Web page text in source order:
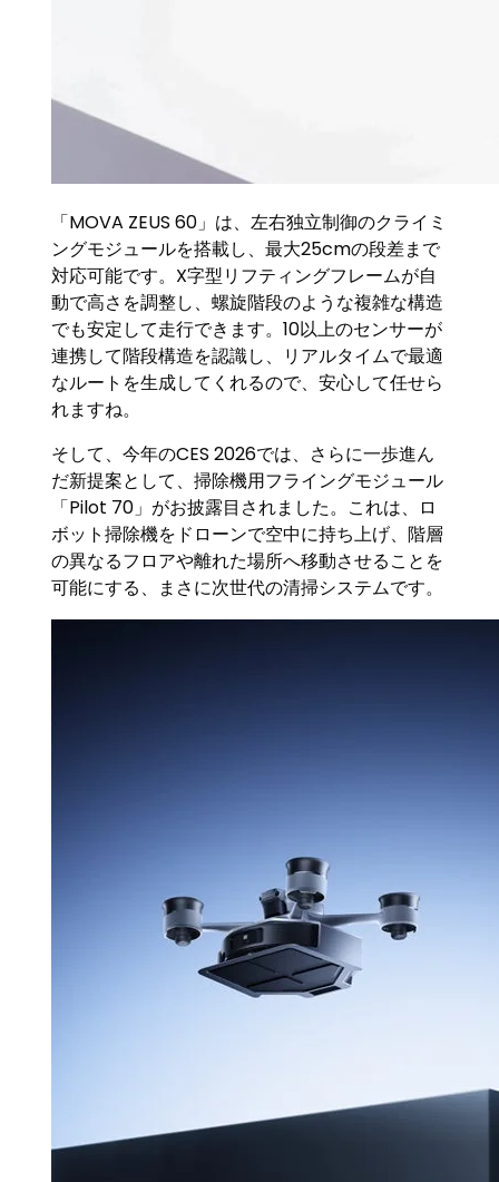
「MOVA ZEUS 60」は、左右独立制御のクライミ
ングモジュールを搭載し、最大25cmの段差まで
対応可能です。X字型リフティングフレームが自
動で高さを調整し、螺旋階段のような複雑な構造
でも安定して走行できます。10以上のセンサーが
連携して階段構造を認識し、リアルタイムで最適
なルートを生成してくれるので、安心して任せら
れますね。
そして、今年のCES 2026では、さらに一歩進ん
だ新提案として、掃除機用フライングモジュール
「Pilot 70」がお披露目されました。これは、ロ
ボット掃除機をドローンで空中に持ち上げ、階層
の異なるフロアや離れた場所へ移動させることを
可能にする、まさに次世代の清掃システムです。